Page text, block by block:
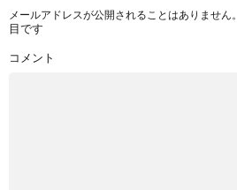
メールアドレスが公開されることはありません。
目です
コメント